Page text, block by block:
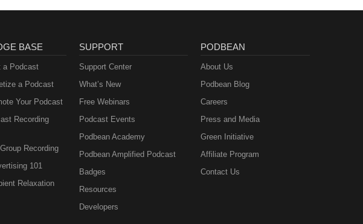
BASE
a Podcast
a Podcast
Your Podcast
Recording
Recording
101
Relaxation
SUPPORT
Support Center
What’s New
Free Webinars
Podcast Events
Podbean Academy
Podbean Amplified Podcast
Badges
Resources
Developers
PODBEAN
About Us
Podbean Blog
Careers
Press and Media
Green Initiative
Affiliate Program
Contact Us